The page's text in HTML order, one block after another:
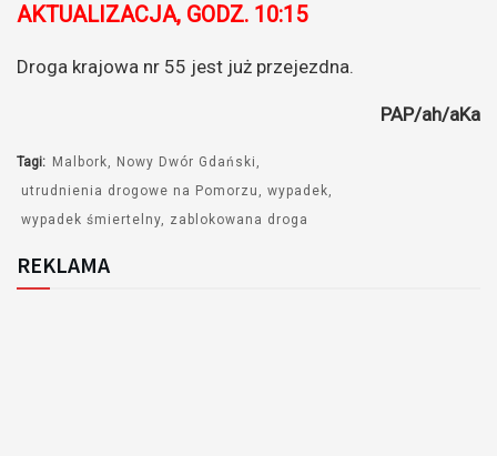
AKTUALIZACJA, GODZ. 10:15
Droga krajowa nr 55 jest już przejezdna.
PAP/ah/aKa
Tagi: Malbork
Nowy Dwór Gdański
utrudnienia drogowe na Pomorzu
wypadek
wypadek śmiertelny
zablokowana droga
REKLAMA